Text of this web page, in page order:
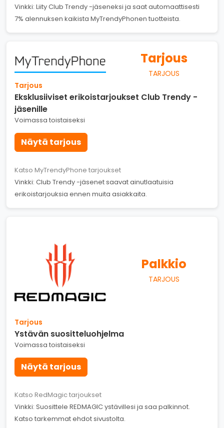
Vinkki: Liity Club Trendy -jäseneksi ja saat automaattisesti
7% alennuksen kaikista MyTrendyPhonen tuotteista.
Tarjous
TARJOUS
Tarjous
Eksklusiiviset erikoistarjoukset Club Trendy -
jäsenille
Voimassa toistaiseksi
Näytä tarjous
Katso MyTrendyPhone tarjoukset
Vinkki: Club Trendy -jäsenet saavat ainutlaatuisia
erikoistarjouksia ennen muita asiakkaita.
Palkkio
TARJOUS
Tarjous
Ystävän suositteluohjelma
Voimassa toistaiseksi
Näytä tarjous
Katso RedMagic tarjoukset
Vinkki: Suosittele REDMAGIC ystävillesi ja saa palkinnot.
Katso tarkemmat ehdot sivustolta.